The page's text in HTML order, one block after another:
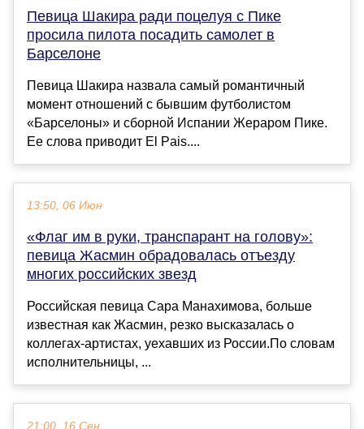
Певица Шакира ради поцелуя с Пике
просила пилота посадить самолет в
Барселоне
Певица Шакира назвала самый романтичный
момент отношений с бывшим футболистом
«Барселоны» и сборной Испании Жераром Пике.
Ее слова приводит El Pais....
13:50, 06 Июн
«Флаг им в руки, транспарант на голову»:
певица Жасмин обрадовалась отъезду
многих российских звезд
Российская певица Сара Манахимова, больше
известная как Жасмин, резко высказалась о
коллегах-артистах, уехавших из России.По словам
исполнительницы, ...
21:00, 16 Сен